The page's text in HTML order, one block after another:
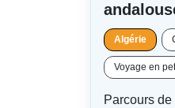
Algérie
Voyage en
Parcours